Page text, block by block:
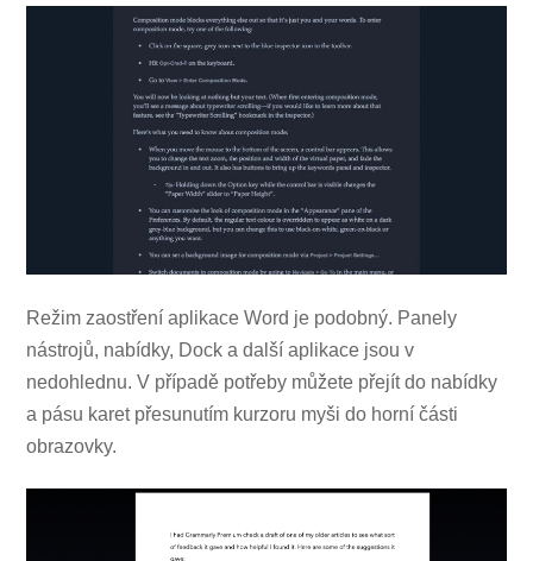
Režim zaostření aplikace Word je podobný. Panely
nástrojů, nabídky, Dock a další aplikace jsou v
nedohlednu. V případě potřeby můžete přejít do nabídky
a pásu karet přesunutím kurzoru myši do horní části
obrazovky.